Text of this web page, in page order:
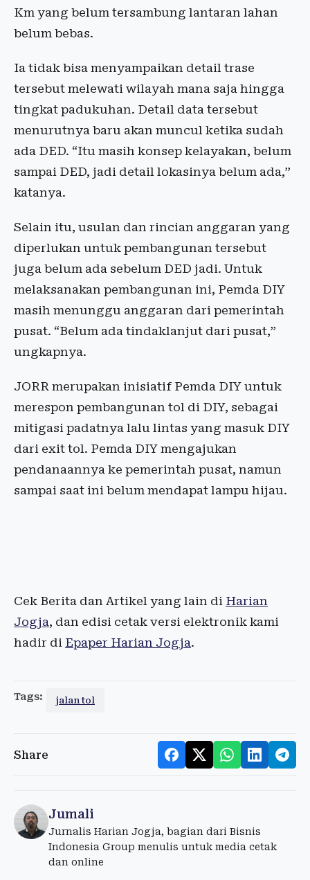
Km yang belum tersambung lantaran lahan
belum bebas.
Ia tidak bisa menyampaikan detail trase
tersebut melewati wilayah mana saja hingga
tingkat padukuhan. Detail data tersebut
menurutnya baru akan muncul ketika sudah
ada DED. “Itu masih konsep kelayakan, belum
sampai DED, jadi detail lokasinya belum ada,”
katanya.
Selain itu, usulan dan rincian anggaran yang
diperlukan untuk pembangunan tersebut
juga belum ada sebelum DED jadi. Untuk
melaksanakan pembangunan ini, Pemda DIY
masih menunggu anggaran dari pemerintah
pusat. “Belum ada tindaklanjut dari pusat,”
ungkapnya.
JORR merupakan inisiatif Pemda DIY untuk
merespon pembangunan tol di DIY, sebagai
mitigasi padatnya lalu lintas yang masuk DIY
dari exit tol. Pemda DIY mengajukan
pendanaannya ke pemerintah pusat, namun
sampai saat ini belum mendapat lampu hijau.
Cek Berita dan Artikel yang lain di Harian
Jogja, dan edisi cetak versi elektronik kami
hadir di Epaper Harian Jogja.
Tags: jalan tol
Share
Jumali
Jurnalis Harian Jogja, bagian dari Bisnis
Indonesia Group menulis untuk media cetak
dan online